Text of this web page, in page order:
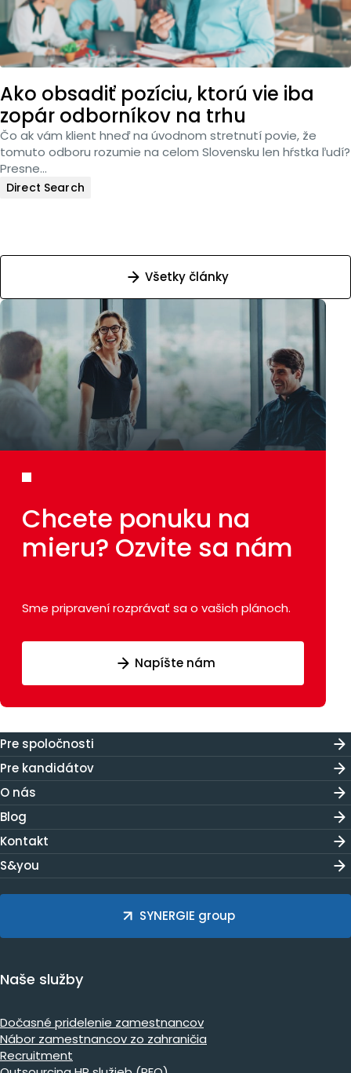
Ako obsadiť pozíciu, ktorú vie iba
zopár odborníkov na trhu
Čo ak vám klient hneď na úvodnom stretnutí povie, že
tomuto odboru rozumie na celom Slovensku len hŕstka ľudí?
Presne…
Direct Search
Všetky články
Chcete ponuku na
mieru? Ozvite sa nám
Sme pripravení rozprávať sa o vašich plánoch.
Napíšte nám
Pre spoločnosti
Pre kandidátov
O nás
Blog
Kontakt
S&you
SYNERGIE group
Naše služby
Dočasné pridelenie zamestnancov
Nábor zamestnancov zo zahraničia
Recruitment